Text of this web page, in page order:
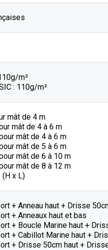
m²
: 110g/m²
mât de 4 m
mât de 4 à 6 m
mât de 4 à 6 m
mât de 5 à 6 m
mât de 6 à 10 m
mât de 8 à 12 m
x L)
+ Anneau haut + Drisse
+ Anneaux haut et bas
+ Boucle Marine haut +
+ Cabillot Marine haut +
+ Drisse 50cm haut +